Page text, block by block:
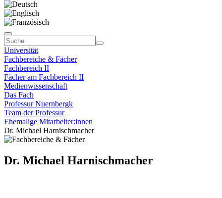
Universität
Fachbereiche & Fächer
Fachbereich II
Fächer am Fachbereich II
Medienwissenschaft
Das Fach
Professur Nuernbergk
Team der Professur
Ehemalige Mitarbeiter:innen
Dr. Michael Harnischmacher
Dr. Michael Harnischmacher